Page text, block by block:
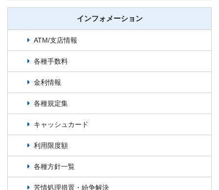
インフォメーション
ATM/支店情報
各種手数料
金利情報
各種規定集
キャッシュカード
利用限度額
各種方針一覧
苦情処理措置・紛争解決